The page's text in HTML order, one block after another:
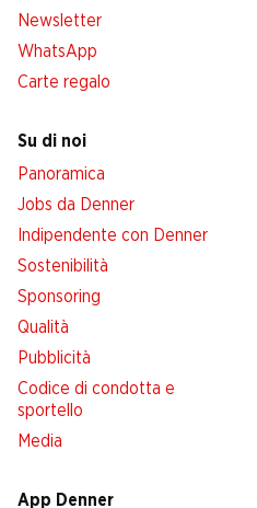
Newsletter
WhatsApp
Carte regalo
Su di noi
Panoramica
Jobs da Denner
Indipendente con Denner
Sostenibilità
Sponsoring
Qualità
Pubblicità
Codice di condotta e
sportello
Media
App Denner